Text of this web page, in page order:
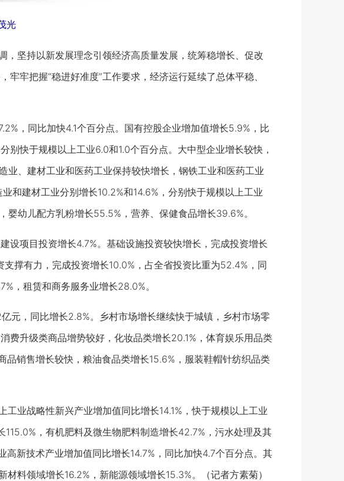
光
坚持以新发展理念引领经济高质量发展，统筹稳增长、促改
牢把握“稳进好准度”工作要求，经济运行延续了总体平稳、
，同比加快4.1个百分点。国有控股企业增加值增长5.9%，比
别快于规模以上工业6.0和1.0个百分点。大中型企业增长较快，
业、建材工业和医药工业保持较快增长，钢铁工业和医药工业
和建材工业分别增长10.2%和14.6%，分别快于规模以上工业
幼儿配方乳粉增长55.5%，营养、保健食品增长39.6%。
项目投资增长4.7%。基础设施投资较快增长，完成投资增长
撑有力，完成投资增长10.0%，占全省投资比重为52.4%，同
，租赁和商务服务业增长28.0%。
，同比增长2.8%。乡村市场增长继续快于城镇，乡村市场零
费升级类商品增势较好，化妆品类增长20.1%，体育娱乐用品类
销售增长较快，粮油食品类增长15.6%，服装鞋帽针纺织品类
业战略性新兴产业增加值同比增长14.1%，快于规模以上工业
，有机肥料及微生物肥料制造增长42.7%，污水处理及其
新技术产业增加值同比增长14.7%，同比加快4.7个百分点。其
料领域增长16.2%，新能源领域增长15.3%。（记者方素菊）